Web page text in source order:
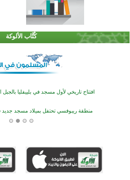
كُتَّاب الألوكة
اختتام الدورة التاسعة لمسابقة حفظ وتلاوة
تيسليتش تختتم برنامجا تعليميا لتعزيز القيم
اختتام منافسات قرآنية متميزة في بنغلاديش بمشاركة
أكبر مشروع إسلامي في ريف أستراليا يفتتح
اختتام الدورة التاسعة لمسابقة حفظ وتلاوة